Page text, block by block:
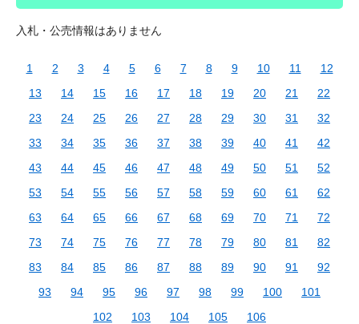
入札・公売情報はありません
1 2 3 4 5 6 7 8 9 10 11
12
13
14 15 16 17 18 19 20 21
22
23
24 25 26 27 28 29 30 31
32
33
34 35 36 37 38 39 40 41
42
43
44 45 46 47 48 49 50 51
52
53
54 55 56 57 58 59 60 61
62
63
64 65 66 67 68 69 70 71
72
73
74 75 76 77 78 79 80 81
82
83
84 85 86 87 88 89 90 91
92
93
94 95 96 97 98 99 100
101
102
103 104 105 106